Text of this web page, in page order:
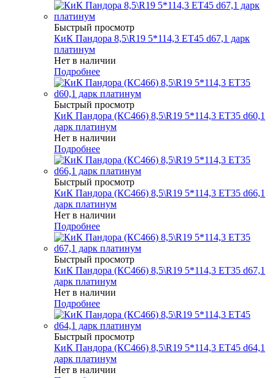
Быстрый просмотр
КиК Пандора 8,5\R19 5*114,3 ET45 d67,1 дарк
платинум
Нет в наличии
Подробнее
Быстрый просмотр
КиК Пандора (КС466) 8,5\R19 5*114,3 ET35 d60,1
дарк платинум
Нет в наличии
Подробнее
Быстрый просмотр
КиК Пандора (КС466) 8,5\R19 5*114,3 ET35 d66,1
дарк платинум
Нет в наличии
Подробнее
Быстрый просмотр
КиК Пандора (КС466) 8,5\R19 5*114,3 ET35 d67,1
дарк платинум
Нет в наличии
Подробнее
Быстрый просмотр
КиК Пандора (КС466) 8,5\R19 5*114,3 ET45 d64,1
дарк платинум
Нет в наличии